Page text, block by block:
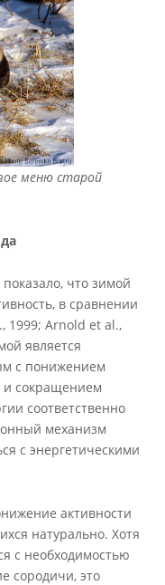
меню старой
что зимой
в сравнении
1999; Arnold et al.,
является
с понижением
сокращением
соответственно
механизм
с энергетическими
активности
натурально. Хотя
с необходимостью
сородичи, это